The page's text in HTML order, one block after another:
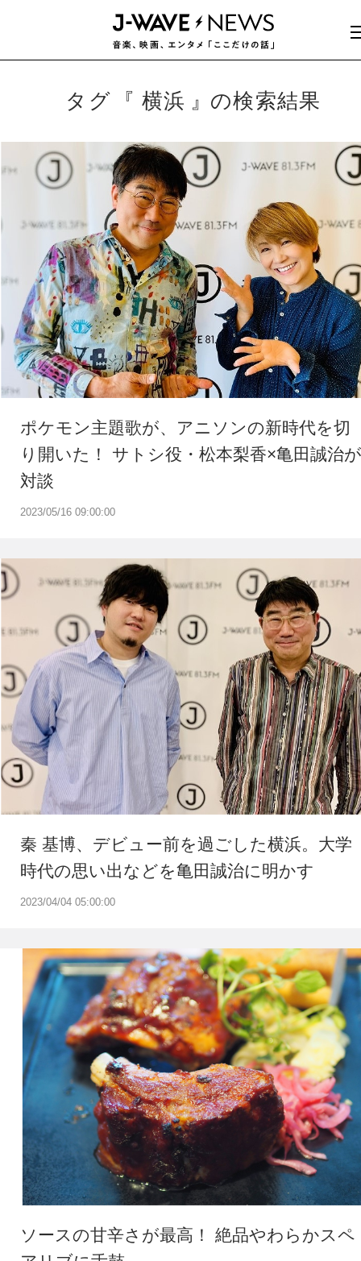
タグ 横浜 の検索結果
2023/05/16 09:00:00
ポケモン主題歌が、アニソンの新時代を切
り開いた！ サトシ役・松本梨香×亀田誠治が
対談
2023/04/04 05:00:00
秦 基博、デビュー前を過ごした横浜。大学
時代の思い出などを亀田誠治に明かす
ソースの甘辛さが最高！ 絶品やわらかスペ